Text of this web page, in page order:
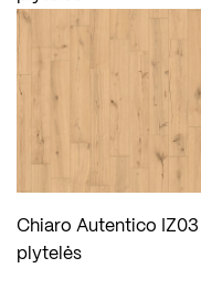
Chiaro Autentico IZ03
plytelės